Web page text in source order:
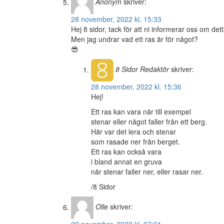
28 november, 2022 kl. 15:33
Hej 8 sidor, tack för att ni informerar oss om
Men jag undrar vad ett ras är för något?
😎
8 SidorRedaktör skriver:
28 november, 2022 kl. 15:36
Hej!
Ett ras kan vara när till exempel
stenar eller något faller från ett berg.
Här var det lera och stenar
som rasade ner från berget.
Ett ras kan också vara
i bland annat en gruva
när stenar faller ner, eller rasar ner.
/8 Sidor
Olle skriver: